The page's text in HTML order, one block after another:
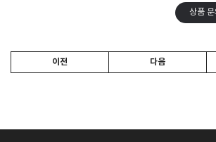
상품 문
이전 다음